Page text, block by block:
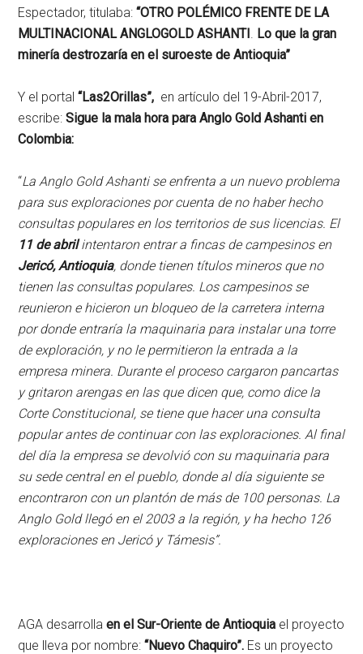
Espectador, titulaba:“OTRO POLÉMICO FRENTE DE LA
MULTINACIONAL ANGLOGOLD ASHANTI Lo que la gran
minería destrozaría en el suroeste de Antioquia”
Y el portal“Las2Orillas”, en artículo del 19-Abril-2017,
escribe:Sigue la mala hora para Anglo Gold Ashanti en
Colombia:
“La Anglo Gold Ashanti se enfrenta a un nuevo problema
para sus exploraciones por cuenta de no haber hecho
consultas populares en los territorios de sus licencias. El
11 de abrilintentaron entrar a fincas de campesinos en
Jericó, Antioquia, donde tienen títulos mineros que no
tienen las consultas populares. Los campesinos se
reunieron e hicieron un bloqueo de la carretera interna
por donde entraría la maquinaria para instalar una torre
de exploración, y no le permitieron la entrada a la
empresa minera. Durante el proceso cargaron pancartas
y gritaron arengas en las que dicen que, como dice la
Corte Constitucional, se tiene que hacer una consulta
popular antes de continuar con las exploraciones. Al final
del día la empresa se devolvió con su maquinaria para
su sede central en el pueblo, donde al día siguiente se
encontraron con un plantón de más de 100 personas. La
Anglo Gold llegó en el 2003 a la región, y ha hecho 126
exploraciones en Jericó y Támesis”.
AGA desarrollaen el Sur-Oriente de Antioquia el proyecto
que lleva por nombre:“Nuevo Chaquiro”. Es un proyecto